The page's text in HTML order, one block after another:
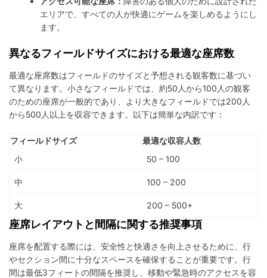
エリアで、すべての人が快適にゲームを楽しめるようにし
ます。
異なるフィールドサイズにおける最適な座席数
最適な座席数はフィールドのサイズと予想される観客数に基づい
て異なります。小さなフィールドでは、約50人から100人の観客
のための座席が一般的であり、より大きなフィールドでは200人
から500人以上を収容できます。以下は簡単な内訳です：
フィールドサイズ
最適な収容人数
小
50 – 100
中 100 – 200
大 200 – 500+
座席レイアウトと間隔に関する推奨事項
座席を配置する際には、安全性と快適さを向上させるために、行
やセクション間に十分なスペースを確保することが重要です。行
間は最低3フィートの間隔を推奨し、移動や緊急時のアクセスを容